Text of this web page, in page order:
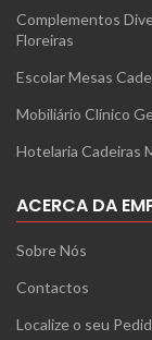
Complementos
Floreiras
Escolar Mesas
Mobiliário Clínico
Hotelaria Cadeiras
ACERCA DA
Sobre Nós
Contactos
Localize o seu